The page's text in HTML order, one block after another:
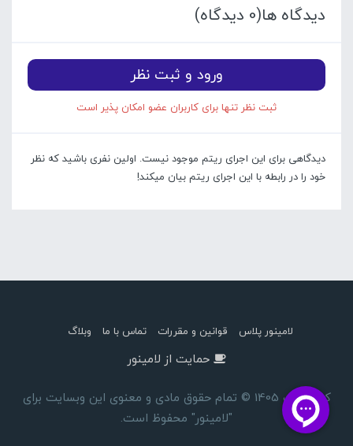
دیدگاه ها(0 دیدگاه)
ورود و ثبت نظر
ثبت نظر تنها برای کاربران عضو امکان پذیر است
دیدگاهی برای این اجرای ریتم موجود نیست. اولین نفری باشید که نظر
خود را در رابطه با این اجرای ریتم بیان میکند!
لامینور پلاس قوانین و مقررات تماس با ما وبلاگ
حمایت از لامینور
کپی رایت 1405 © تمام حقوق مادی و معنوی این وبسایت برای
"لامینور" محفوظ است.